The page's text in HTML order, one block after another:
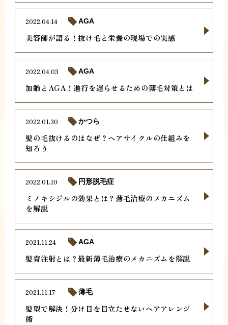
美容師が語る！抜け毛と栄養の現場での実感
2022.04.14 AGA
加齢とAGA！進行を遅らせるための薄毛対策とは
2022.04.03 AGA
髪の毛抜けるのはなぜ？ヘアサイクルの仕組みを
知ろう
2022.01.30 かつら
ミノキシジルの効果とは？薄毛治療のメカニズム
を解説
2022.01.10 円形脱毛症
髪育注射とは？最新薄毛治療のメカニズムを解説
2021.11.24 AGA
髪型で解決！分け目を目立たせないヘアアレンジ
術
2021.11.17 薄毛